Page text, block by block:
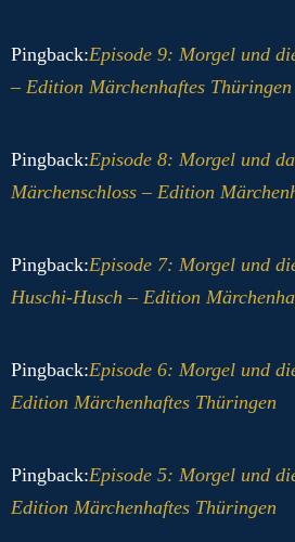
Pingback:Episode 9: Morgel und
– Edition Märchenhaftes Thüringen
Pingback:Episode 8: Morgel und
Märchenschloss – Edition
Pingback:Episode 7: Morgel und
Huschi-Husch – Edition
Pingback:Episode 6: Morgel und
Edition Märchenhaftes Thüringen
Pingback:Episode 5: Morgel und
Edition Märchenhaftes Thüringen